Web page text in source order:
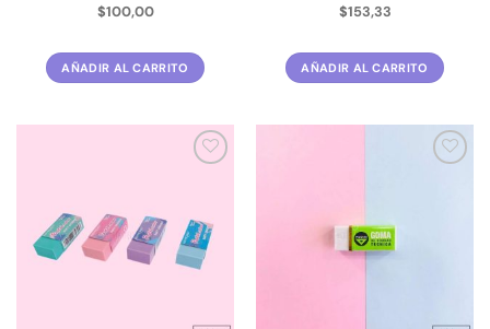
$100,00
AÑADIR AL CARRITO
$153,33
AÑADIR AL CARRITO
deseos